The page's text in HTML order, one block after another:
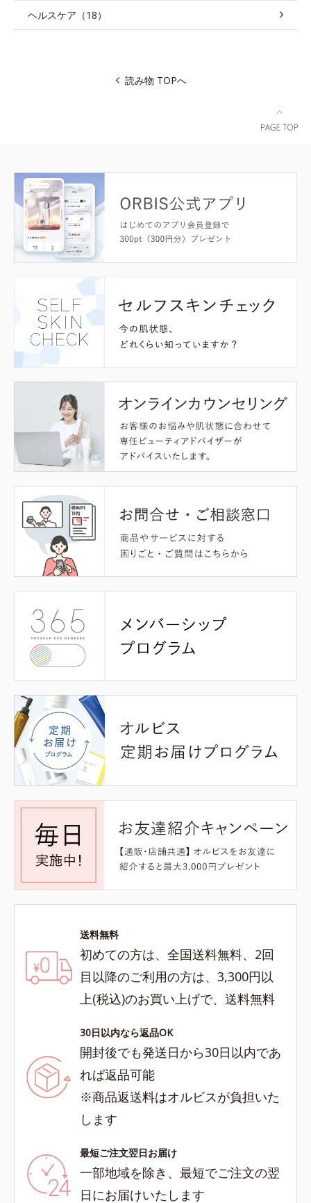
ヘルスケア（18）
読み物 TOPへ
送料無料
初めての方は、全国送料無料、2回
目以降のご利用の方は、3,300円以
上(税込)のお買い上げで、送料無料
30日以内なら返品OK
開封後でも発送日から30日以内であ
れば返品可能
※商品返送料はオルビスが負担いた
します
最短ご注文翌日お届け
一部地域を除き、最短でご注文の翌
日にお届けいたします